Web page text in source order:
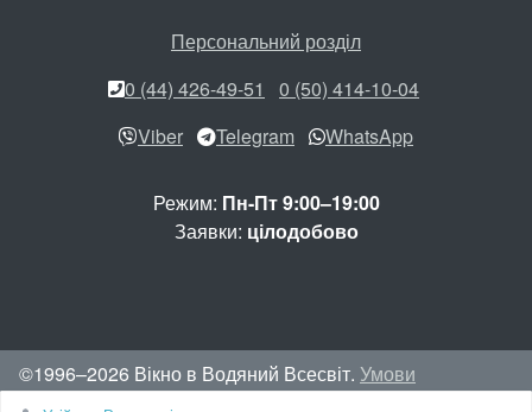
Персональний розділ
0 (44) 426-49-51
0 (50) 414-10-04
Viber
Telegram WhatsApp
Режим: Пн-Пт 9:00–19:00
Заявки: цілодобово
©1996–2026 Вікно в Водяний Всесвіт. Умови
використання сайту